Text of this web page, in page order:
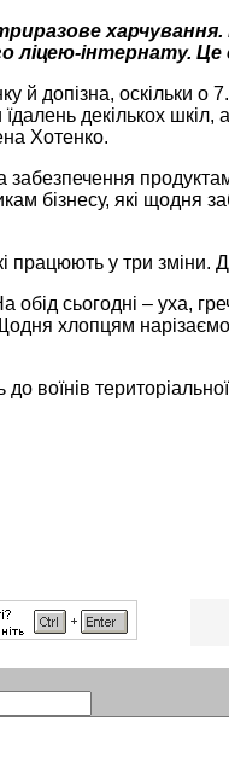
ліцею-інтернату.
й допізна, оскільки о
декількох
Хотенко.
забезпечення
бізнесу, які щодня
працюють у три зміни.
обід сьогодні – уха,
хлопцям
до воїнів